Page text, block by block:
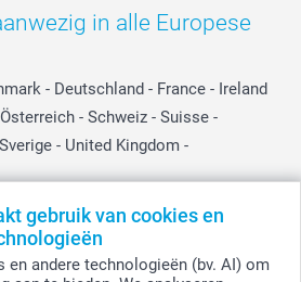
gebruik van cookies en
en andere technologieën (bv. AI) om
in alle Europese
- Deutschland - France - Ireland
Österreich - Schweiz - Suisse -
Sverige - United Kingdom -
inclusief BTW en exclusief verzendkosten.